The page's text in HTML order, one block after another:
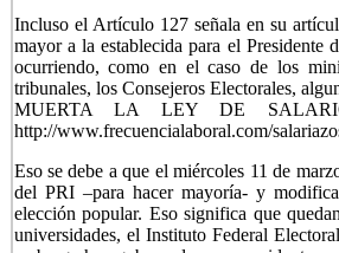
Incluso el Artículo 127 señala en su
mayor a la establecida para el Presidente
ocurriendo, como en el caso de los
tribunales, los Consejeros Electorales,
MUERTA LA LEY DE
http://www.frecuencialaboral.com/
Eso se debe a que el miércoles 11 de
del PRI –para hacer mayoría- y
elección popular. Eso significa que
universidades, el Instituto Federal